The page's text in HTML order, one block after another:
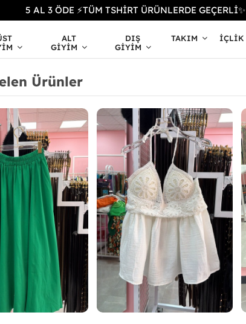
5 AL 3 ÖDE ⚡TÜM TSHİRT ÜRÜNLERDE GEÇERLİ✨
ALT
GIYIM
DIŞ
GIYIM
TAKIM İÇLIK
Ürünler